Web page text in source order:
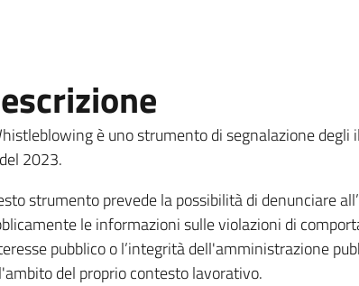
è uno strumento di segnalazione
2023.
strumento prevede la possibilità di denunciare
le informazioni sulle violazioni di
pubblico o l’integrità dell'amministrazione
del proprio contesto lavorativo.